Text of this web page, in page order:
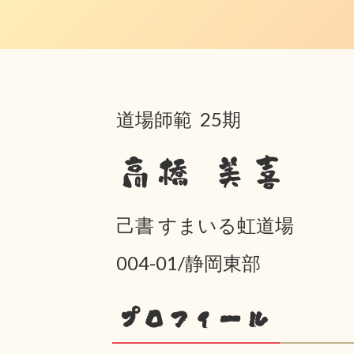
道場師範 25期
高橋 美喜
己書 すまいる虹道場
004-01/静岡東部
プロフィール